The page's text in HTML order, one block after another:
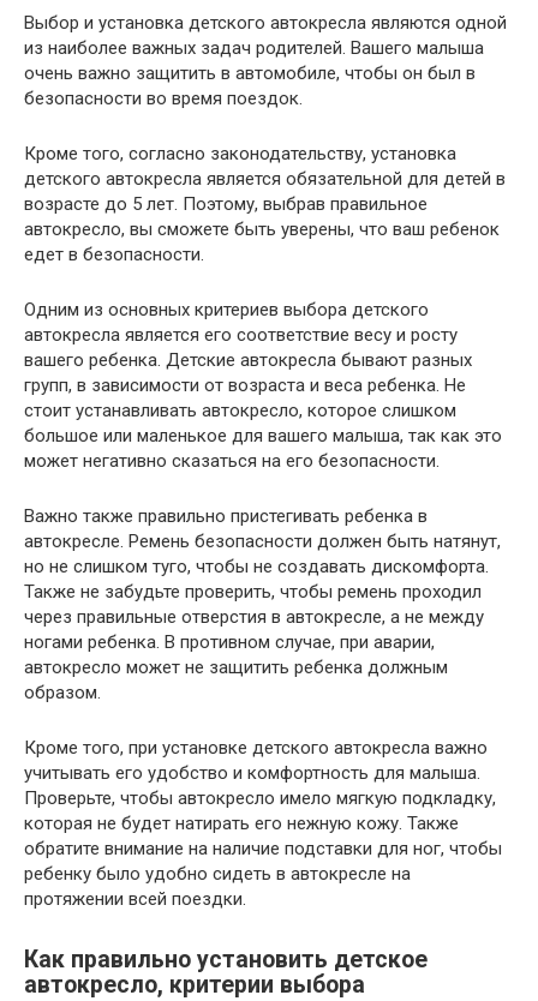
Выбор и установка детского автокресла являются одной
из наиболее важных задач родителей. Вашего малыша
очень важно защитить в автомобиле, чтобы он был в
безопасности во время поездок.
Кроме того, согласно законодательству, установка
детского автокресла является обязательной для детей в
возрасте до 5 лет. Поэтому, выбрав правильное
автокресло, вы сможете быть уверены, что ваш ребенок
едет в безопасности.
Одним из основных критериев выбора детского
автокресла является его соответствие весу и росту
вашего ребенка. Детские автокресла бывают разных
групп, в зависимости от возраста и веса ребенка. Не
стоит устанавливать автокресло, которое слишком
большое или маленькое для вашего малыша, так как это
может негативно сказаться на его безопасности.
Важно также правильно пристегивать ребенка в
автокресле. Ремень безопасности должен быть натянут,
но не слишком туго, чтобы не создавать дискомфорта.
Также не забудьте проверить, чтобы ремень проходил
через правильные отверстия в автокресле, а не между
ногами ребенка. В противном случае, при аварии,
автокресло может не защитить ребенка должным
образом.
Кроме того, при установке детского автокресла важно
учитывать его удобство и комфортность для малыша.
Проверьте, чтобы автокресло имело мягкую подкладку,
которая не будет натирать его нежную кожу. Также
обратите внимание на наличие подставки для ног, чтобы
ребенку было удобно сидеть в автокресле на
протяжении всей поездки.
Как правильно установить детское
автокресло, критерии выбора